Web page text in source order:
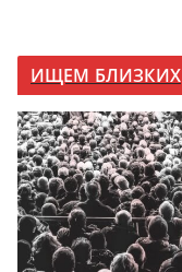
ИЩЕМ БЛИЗКИХ